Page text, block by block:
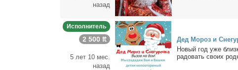
назад
Исполнитель
2 500 ₶
5 лет 10 мес.
назад
Дед Мо­роз и
Но­вый год уже
ра­до­вать сво­их